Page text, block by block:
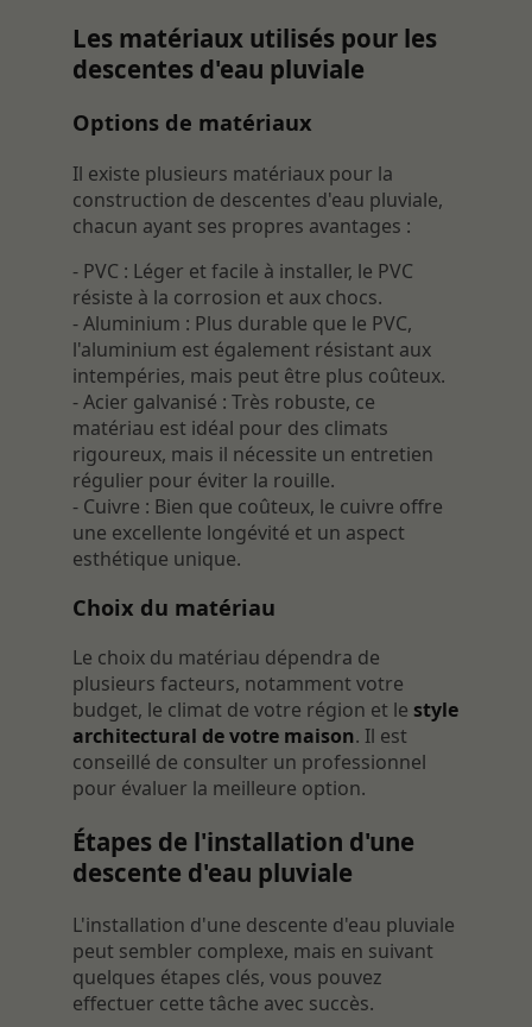
Les matériaux utilisés pour les
descentes d'eau pluviale
Options de matériaux
Il existe plusieurs matériaux pour la
construction de descentes d'eau pluviale,
chacun ayant ses propres avantages :
- PVC : Léger et facile à installer, le PVC
résiste à la corrosion et aux chocs.
- Aluminium : Plus durable que le PVC,
l'aluminium est également résistant aux
intempéries, mais peut être plus coûteux.
- Acier galvanisé : Très robuste, ce
matériau est idéal pour des climats
rigoureux, mais il nécessite un entretien
régulier pour éviter la rouille.
- Cuivre : Bien que coûteux, le cuivre offre
une excellente longévité et un aspect
esthétique unique.
Choix du matériau
Le choix du matériau dépendra de
plusieurs facteurs, notamment votre
budget, le climat de votre région et le style
architectural de votre maison. Il est
conseillé de consulter un professionnel
pour évaluer la meilleure option.
Étapes de l'installation d'une
descente d'eau pluviale
L'installation d'une descente d'eau pluviale
peut sembler complexe, mais en suivant
quelques étapes clés, vous pouvez
effectuer cette tâche avec succès.